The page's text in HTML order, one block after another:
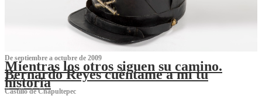
De septiembre a octubre de 2009
Mientras los otros siguen su camino.
Bernardo Reyes cuéntame a mí tu
historia
Castillo de Chapultepec